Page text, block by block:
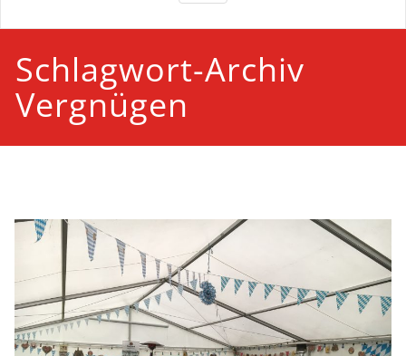
von 1885 e.V.
Schlagwort-Archiv
Vergnügen